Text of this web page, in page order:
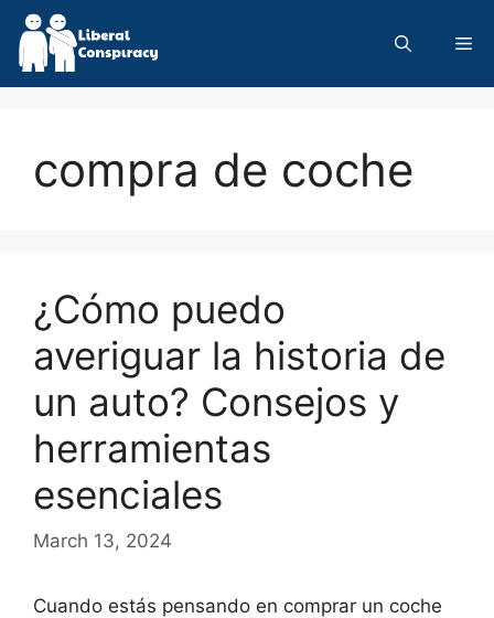
Skip
content
compra de coche
¿Cómo puedo
averiguar la historia de
un auto? Consejos y
herramientas
esenciales
March 13, 2024
Cuando estás pensando en comprar un coche